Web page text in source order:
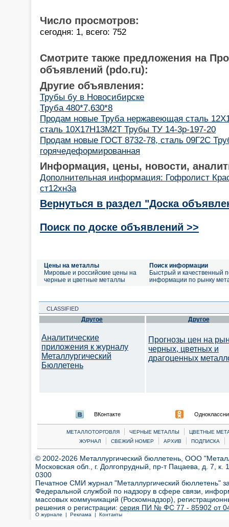
Число просмотров:
сегодня: 1, всего: 752
Смотрите также предложения на
объявлений (pdo.ru):
Другие объявления:
Трубы бу в Новосибирске
Труба 480*7,630*8
Продам новые Труба нержавеющая сталь
сталь 10Х17Н13М2Т Трубы ТУ 14-3р-197-20
Продам новые ГОСТ 8732-78, сталь 09Г2С
горячедеформированная
Информация, цены, новости,
Дополнительная информация: Гофролист
ст12хн3а
Вернуться в раздел "Доска
Поиск по доске объявлений >>
Цены на металлы
Мировые и российские цены на
черные и цветные металлы
Поиск информации
Быстрый и качественный
информации по рынку
CLASSIFIED
Другое
Аналитические
приложения к журналу
Металлургический
Бюллетень
Другое
Прогнозы цен на
черных, цветных и
драгоценных
ВКонтакте
МЕТАЛЛОТОРГОВЛЯ | ЧЕРНЫЕ МЕТАЛЛЫ |
ЦВЕТНЫЕ
ЖУРНАЛ
| СВЕЖИЙ НОМЕР | АРХИВ | ПОДПИСКА |
© 2002-2026 Металлургический бюллетень, ООО
Московская обл., г. Долгопрудный, пр-т Пацаева, д. 7,
0300
Печатное СМИ журнал "Металлургический бюллетень"
Федеральной службой по надзору в сфере связи,
массовых коммуникаций (Роскомнадзор),
решения о регистрации: серия ПИ № ФС 77 - 85902 от 04
О журнале | Реклама | Контакты